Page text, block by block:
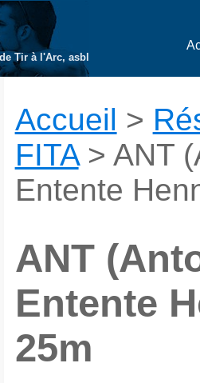
Tir à l'Arc, asbl
Accueil >
FITA> ANT
Entente
ANT
Entente
25m